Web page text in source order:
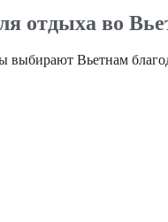
отдыха во
Вьетнам